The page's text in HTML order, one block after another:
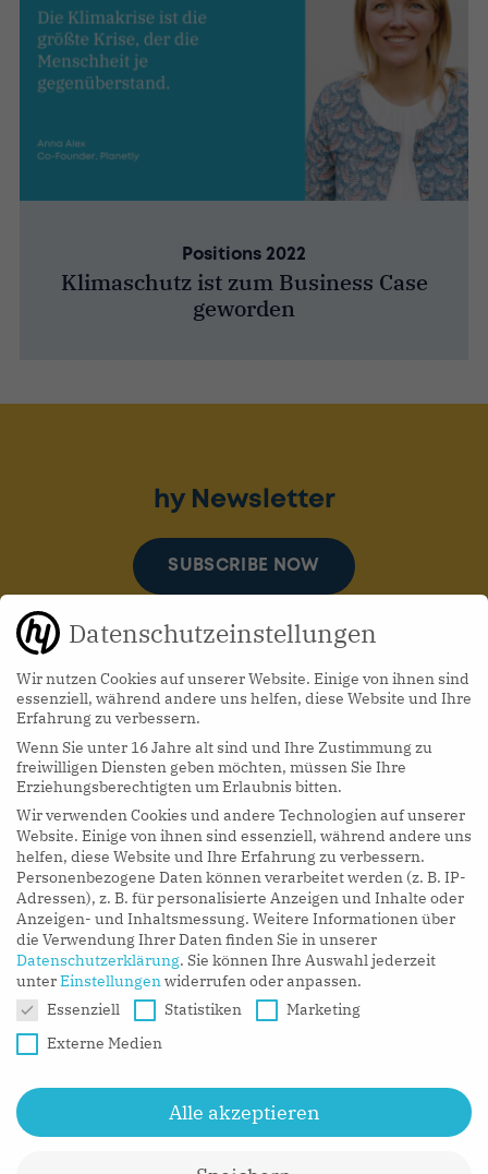
Positions 2022
Klimaschutz ist zum Business Case
geworden
hy Podcasts
LISTEN NOW
hy Newsletter
SUBSCRIBE NOW
Datenschutzeinstellungen
Wir nutzen Cookies auf unserer Website. Einige von ihnen sind
essenziell, während andere uns helfen, diese Website und Ihre
Erfahrung zu verbessern.
Wenn Sie unter 16 Jahre alt sind und Ihre Zustimmung zu
freiwilligen Diensten geben möchten, müssen Sie Ihre
Erziehungsberechtigten um Erlaubnis bitten.
Wir verwenden Cookies und andere Technologien auf unserer
Website. Einige von ihnen sind essenziell, während andere uns
helfen, diese Website und Ihre Erfahrung zu verbessern.
Personenbezogene Daten können verarbeitet werden (z. B. IP-
Adressen), z. B. für personalisierte Anzeigen und Inhalte oder
Anzeigen- und Inhaltsmessung. Weitere Informationen über
die Verwendung Ihrer Daten finden Sie in unserer
Datenschutzerklärung. Sie können Ihre Auswahl jederzeit
unterEinstellungenwiderrufen oder anpassen.
Datenschutzeinstellungen
Essenziell Statistiken
Marketing
Externe Medien
Alle akzeptieren